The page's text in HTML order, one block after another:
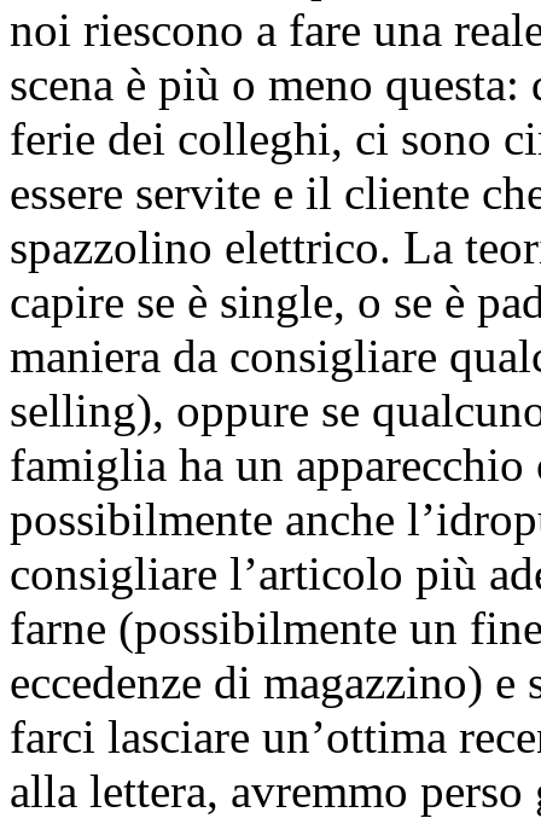
noi riescono a fare una
scena è più o meno
ferie dei colleghi, ci sono
essere servite e il cliente
spazzolino elettrico. La
capire se è single, o se è
maniera da consigliare
selling), oppure se
famiglia ha un
possibilmente anche
consigliare l’articolo più
farne (possibilmente un
eccedenze di magazzino)
farci lasciare un’ottima
alla lettera, avremmo